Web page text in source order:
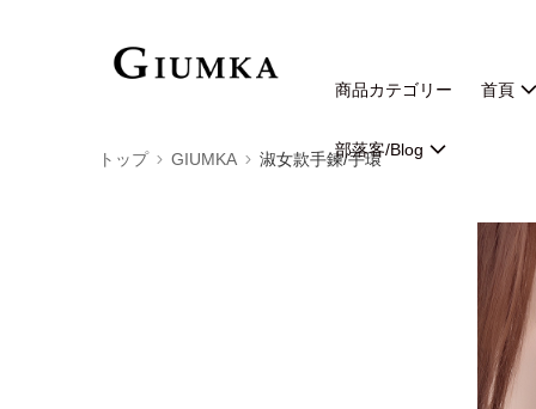
商品カテゴリー 首頁
部落客/Blog
トップ GIUMKA 淑女款手鍊/手環